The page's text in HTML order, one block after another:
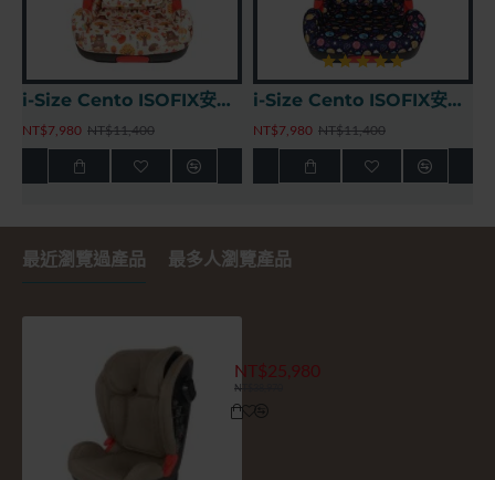
i-Size Cento ISOFIX安全座椅 - 動物森林
NT$7,980 NT$11,400
i-Size Cento ISOFIX安全座椅 - 太空世界
NT$7,980 NT$11,400
最近瀏覽過產品 最多人瀏覽產品
NT$25,980
NT$38,970